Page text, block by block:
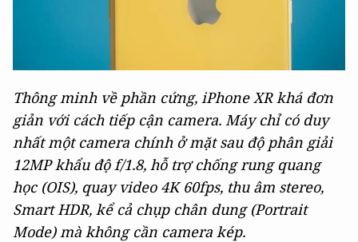
Thông minh về phần cứng, iPhone XR khá đơn
giản với cách tiếp cận camera. Máy chỉ có duy
nhất một camera chính ở mặt sau độ phân giải
12MP khẩu độ f/1.8, hỗ trợ chống rung quang
học (OIS), quay video 4K 60fps, thu âm stereo,
Smart HDR, kể cả chụp chân dung (Portrait
Mode) mà không cần camera kép.